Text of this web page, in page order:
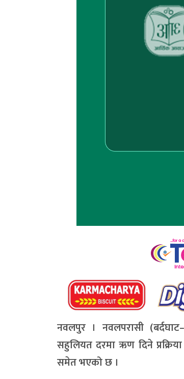
नवलपुर । नवलपरासी
सहुलियत दरमा ऋण दिने
समेत भएको छ ।